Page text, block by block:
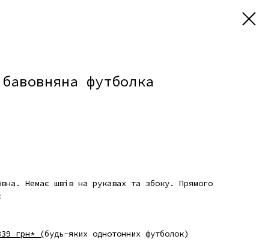
футболка
Немає швів на рукавах та збоку. Прямого
грн* (будь-яких однотонних футболок)